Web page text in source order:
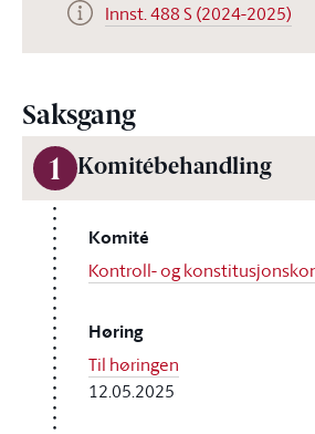
Innst. 488 S (2024-2025)
Saksgang
1 Komitébehandling
Komité
Kontroll- og
Høring
Til høringen
12.05.2025